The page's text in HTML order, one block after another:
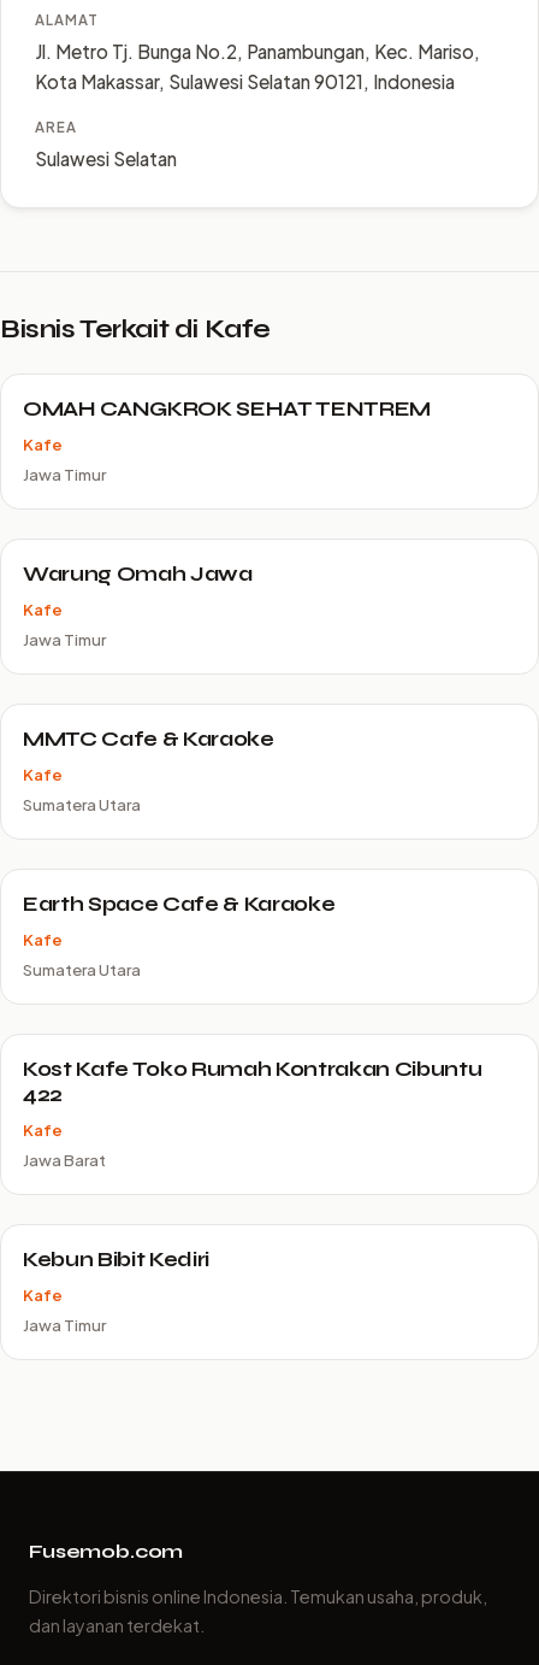
ALAMAT
Jl. Metro Tj. Bunga No.2, Panambungan, Kec. Mariso,
Kota Makassar, Sulawesi Selatan 90121, Indonesia
AREA
Sulawesi Selatan
Bisnis Terkait di Kafe
OMAH CANGKROK SEHAT TENTREM
Kafe
Jawa Timur
Warung Omah Jawa
Kafe
Jawa Timur
MMTC Cafe & Karaoke
Kafe
Sumatera Utara
Earth Space Cafe & Karaoke
Kafe
Sumatera Utara
Kost Kafe Toko Rumah Kontrakan Cibuntu
422
Kafe
Jawa Barat
Kebun Bibit Kediri
Kafe
Jawa Timur
Fusemob.com
Direktori bisnis online Indonesia. Temukan usaha, produk,
dan layanan terdekat.